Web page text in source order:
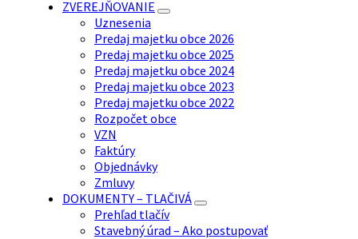
ZVEREJŇOVANIE
Uznesenia
Predaj majetku obce 2026
Predaj majetku obce 2025
Predaj majetku obce 2024
Predaj majetku obce 2023
Predaj majetku obce 2022
Rozpočet obce
VZN
Faktúry
Objednávky
Zmluvy
DOKUMENTY – TLAČIVÁ
Prehľad tlačív
Stavebný úrad – Ako postupovať